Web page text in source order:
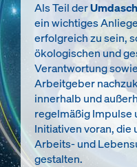
Als Teil der
ein wichtiges
erfolgreich zu sein,
ökologischen und
Verantwortung
Arbeitgeber
innerhalb und
regelmäßig Impulse
Initiativen voran, die
Arbeits- und
gestalten.